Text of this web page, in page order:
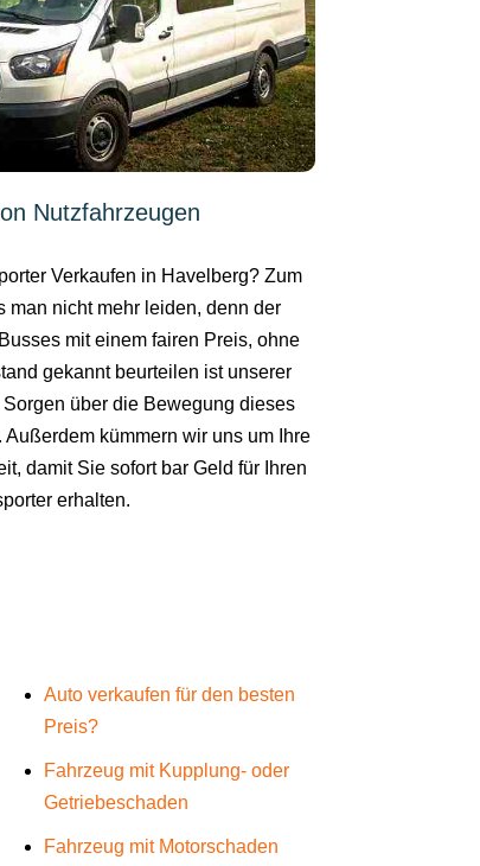
Nutzfahrzeugen
Verkaufen in Havelberg? Zum
man nicht mehr leiden, denn der
mit einem fairen Preis, ohne
gekannt beurteilen ist unserer
über die Bewegung dieses
Außerdem kümmern wir uns um Ihre
damit Sie sofort bar Geld für Ihren
erhalten.
Auto verkaufen für den besten
Preis?
Fahrzeug mit Kupplung- oder
Getriebeschaden
Fahrzeug mit Motorschaden